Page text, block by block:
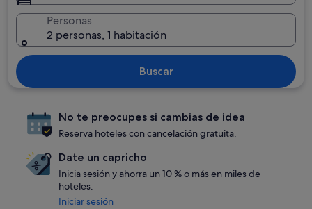
Personas
2 personas, 1 habitación
Buscar
No te preocupes si cambias de idea
Reserva hoteles con cancelación gratuita.
Date un capricho
Inicia sesión y ahorra un 10 % o más en miles de
hoteles.
Iniciar sesión